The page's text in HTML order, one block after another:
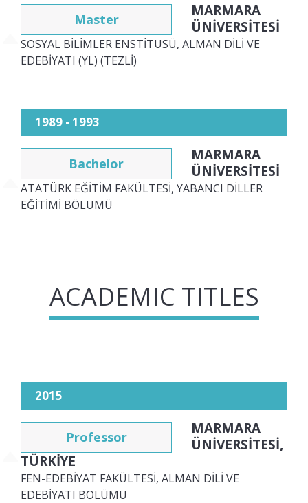
Master
MARMARA
ÜNİVERSİTESİ
SOSYAL BİLİMLER ENSTİTÜSÜ, ALMAN DİLİ VE
EDEBİYATI (YL) (TEZLİ)
1989 - 1993
Bachelor
MARMARA
ÜNİVERSİTESİ
ATATÜRK EĞİTİM FAKÜLTESİ, YABANCI DİLLER
EĞİTİMİ BÖLÜMÜ
ACADEMIC TITLES
2015
Professor
MARMARA
ÜNİVERSİTESİ,
TÜRKİYE
FEN-EDEBİYAT FAKÜLTESİ, ALMAN DİLİ VE
EDEBİYATI BÖLÜMÜ